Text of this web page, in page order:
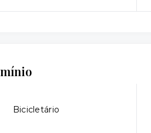
Bicicletário